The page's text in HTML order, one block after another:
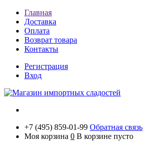
Главная
Доставка
Оплата
Возврат товара
Контакты
Регистрация
Вход
+7 (495) 859-01-99 Обратная связь
Моя корзина 0 В корзине пусто